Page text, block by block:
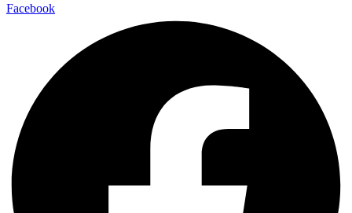
Facebook